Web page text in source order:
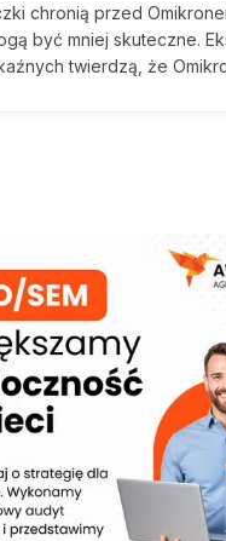
chronią przed
być mniej skuteczne.
twierdzą, że